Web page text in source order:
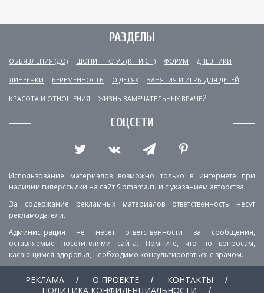
РАЗДЕЛЫ
ОБЪЯВЛЕНИЯ (ДО) ШОПИНГ КЛУБ (КП И СП) ФОРУМ ДНЕВНИКИ
ЛИНЕЕЧКИ БЕРЕМЕННОСТЬ О ДЕТЯХ ЗАНЯТИЯ И ИГРЫ ДЛЯ ДЕТЕЙ
КРАСОТА И ОТНОШЕНИЯ ЖИЗНЬ ЗАМЕЧАТЕЛЬНЫХ ВРАЧЕЙ
СОЦСЕТИ
Использование материалов возможно только в интернете при
наличии гиперссылки на сайт Sibmama.ru и с указанием авторства.
За содержание рекламных материалов ответственность несут
рекламодатели.
Администрация не несет ответственности за сообщения,
оставляемые посетителями сайта. Помните, что по вопросам,
касающимся здоровья, необходимо консультироваться с врачом.
РЕКЛАМА О ПРОЕКТЕ
КОНТАКТЫ
ПОЛИТИКА КОНФИДЕНЦИАЛЬНОСТИ